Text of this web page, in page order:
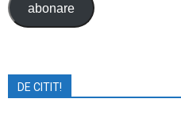
abonare
DE CITIT!